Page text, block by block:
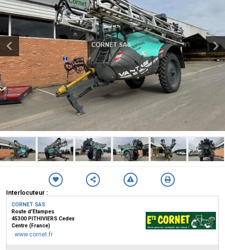
Interlocuteur :
CORNET SAS
Route d'Etampes
45300 PITHIVIERS Cedex
Centre (France)
www.cornet.fr